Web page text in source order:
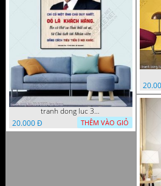
tranh dong luc 30 9 2022 dao
20.000 Đ
THÊM VÀO GIỎ